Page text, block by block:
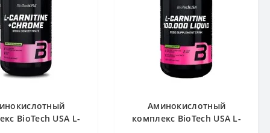
BioTech USA L-
Аминокислотный
комплекс BioTech USA L-